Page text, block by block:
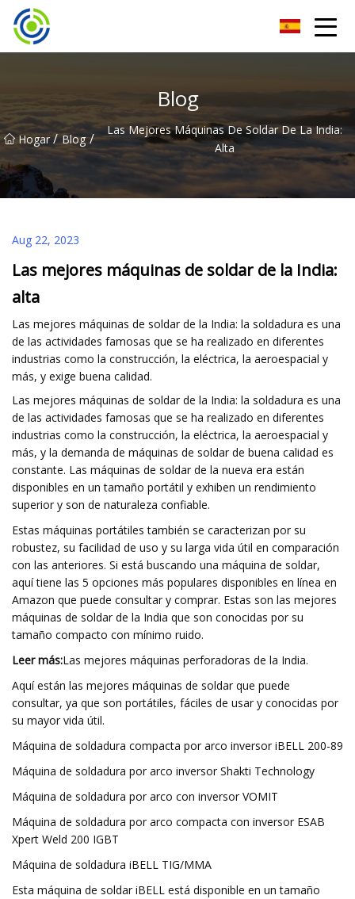
Blog
Hogar/ Blog /
Las Mejores Máquinas De Soldar De La India:
Alta
Aug 22, 2023
Las mejores máquinas de soldar de la India:
alta
Las mejores máquinas de soldar de la India: la soldadura es una
de las actividades famosas que se ha realizado en diferentes
industrias como la construcción, la eléctrica, la aeroespacial y
más, y exige buena calidad.
Las mejores máquinas de soldar de la India: la soldadura es una
de las actividades famosas que se ha realizado en diferentes
industrias como la construcción, la eléctrica, la aeroespacial y
más, y la demanda de máquinas de soldar de buena calidad es
constante. Las máquinas de soldar de la nueva era están
disponibles en un tamaño portátil y exhiben un rendimiento
superior y son de naturaleza confiable.
Estas máquinas portátiles también se caracterizan por su
robustez, su facilidad de uso y su larga vida útil en comparación
con las anteriores. Si está buscando una máquina de soldar,
aquí tiene las 5 opciones más populares disponibles en línea en
Amazon que puede consultar y comprar. Estas son las mejores
máquinas de soldar de la India que son conocidas por su
tamaño compacto con mínimo ruido.
Leer más:Las mejores máquinas perforadoras de la India.
Aquí están las mejores máquinas de soldar que puede
consultar, ya que son portátiles, fáciles de usar y conocidas por
su mayor vida útil.
Máquina de soldadura compacta por arco inversor iBELL 200-89
Máquina de soldadura por arco inversor Shakti Technology
Máquina de soldadura por arco con inversor VOMIT
Máquina de soldadura por arco compacta con inversor ESAB
Xpert Weld 200 IGBT
Máquina de soldadura iBELL TIG/MMA
Esta máquina de soldar iBELL está disponible en un tamaño